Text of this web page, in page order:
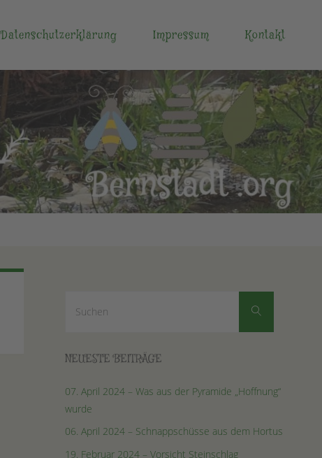
Datenschutzerklärung Impressum Kontakt
Suchen
NEUESTE BEITRÄGE
07. April 2024 – Was aus der Pyramide „Hoffnung“
wurde
06. April 2024 – Schnappschüsse aus dem Hortus
19. Februar 2024 – Vorsicht Steinschlag